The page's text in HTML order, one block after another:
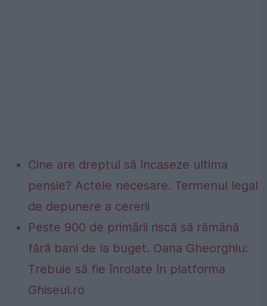
Cine are dreptul să încaseze ultima
pensie? Actele necesare. Termenul legal
de depunere a cererii
Peste 900 de primării riscă să rămână
fără bani de la buget. Oana Gheorghiu:
Trebuie să fie înrolate în platforma
Ghiseul.ro